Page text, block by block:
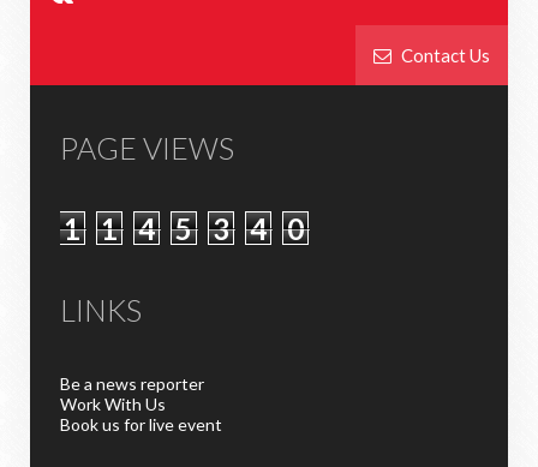
Contact Us
PAGE VIEWS
1 1 4 5 3 4 0
LINKS
Be a news reporter
Work With Us
Book us for live event